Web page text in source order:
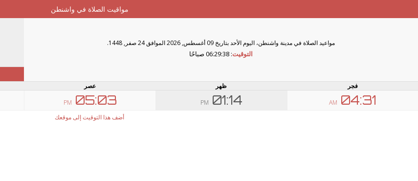
مواقيت الصلاة في واشنطن
مواعيد الصلاة في مدينة واشنطن، اليوم الأحد بتاريخ 09 أغسطس, 2026 الموافق 24 صفر, 1448.
التوقيت: 06:29:37 صباحًا
فجر ظهر عصر
04:31
AM
01:14
PM
05:03
PM
أضف هذا التوقيت إلى موقعك